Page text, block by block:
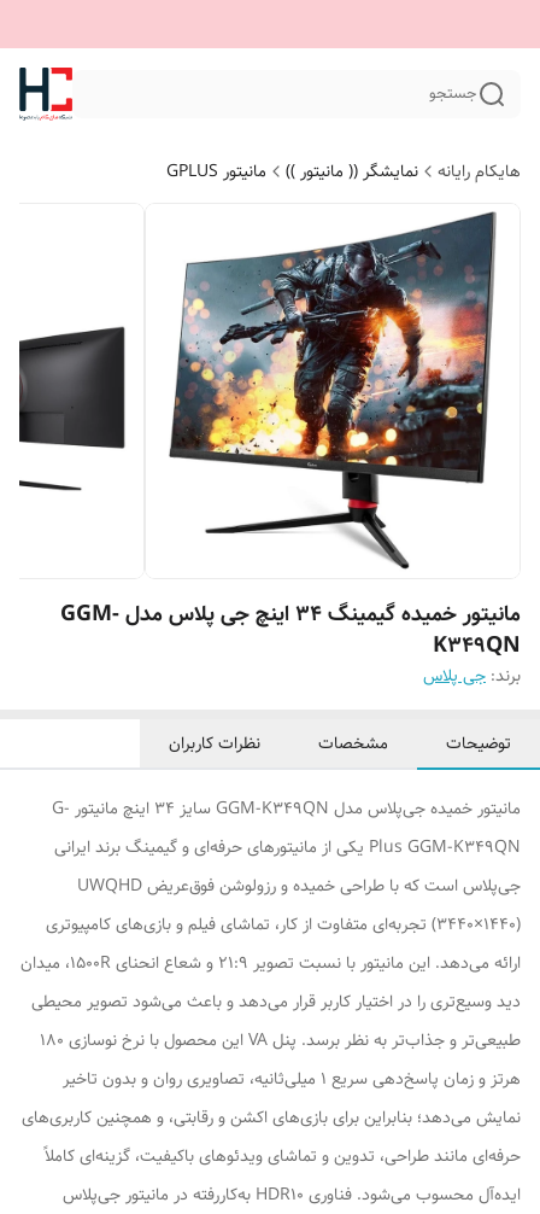
جستجو
هایکام رایانه نمایشگر (( مانیتور )) مانیتور GPLUS
مانیتور خمیده گیمینگ 34 اینچ جی پلاس مدل GGM-
K349QN
برند: جی پلاس
توضیحات مشخصات نظرات کاربران
مانیتور خمیده جی‌پلاس مدل GGM-K349QN سایز 34 اینچ مانیتور G-
Plus GGM-K349QN یکی از مانیتورهای حرفه‌ای و گیمینگ برند ایرانی
جی‌پلاس است که با طراحی خمیده و رزولوشن فوق‌عریض UWQHD
(3440×1440) تجربه‌ای متفاوت از کار، تماشای فیلم و بازی‌های کامپیوتری
ارائه می‌دهد. این مانیتور با نسبت تصویر 21:9 و شعاع انحنای 1500R، میدان
دید وسیع‌تری را در اختیار کاربر قرار می‌دهد و باعث می‌شود تصویر محیطی
طبیعی‌تر و جذاب‌تر به نظر برسد. پنل VA این محصول با نرخ نوسازی 180
هرتز و زمان پاسخ‌دهی سریع 1 میلی‌ثانیه، تصاویری روان و بدون تاخیر
نمایش می‌دهد؛ بنابراین برای بازی‌های اکشن و رقابتی، و همچنین کاربری‌های
حرفه‌ای مانند طراحی، تدوین و تماشای ویدئوهای باکیفیت، گزینه‌ای کاملاً
ایده‌آل محسوب می‌شود. فناوری HDR10 به‌کاررفته در مانیتور جی‌پلاس